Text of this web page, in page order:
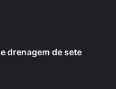
drenagem de sete